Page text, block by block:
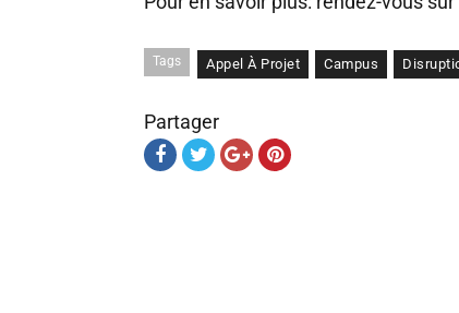
Tags Appel À Projet Campus
Partager